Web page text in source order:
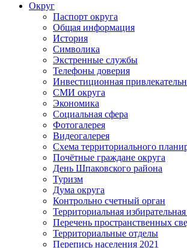
Округ
Паспорт округа
Общая информация
История
Символика
Экстренные службы
Телефоны доверия
Инвестиционная
СМИ округа
Экономика
Социальная сфера
Фотогалерея
Видеогалерея
Схема территориального
Почётные граждане округа
День Шпаковского района
Туризм
Дума округа
Контрольно счетный орган
Территориальная
Перечень пространственных
Территориальные отделы
Перепись населения 2021